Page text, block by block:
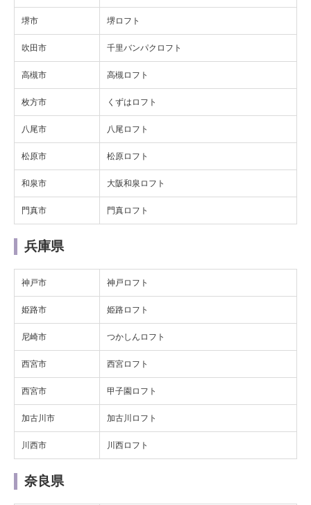
堺市 堺ロフト
吹田市 千里バンパクロフト
高槻市 高槻ロフト
枚方市 くずはロフト
八尾市 八尾ロフト
松原市 松原ロフト
和泉市 大阪和泉ロフト
門真市 門真ロフト
兵庫県
神戸市 神戸ロフト
姫路市 姫路ロフト
尼崎市 つかしんロフト
西宮市 西宮ロフト
西宮市 甲子園ロフト
加古川市 加古川ロフト
川西市 川西ロフト
奈良県